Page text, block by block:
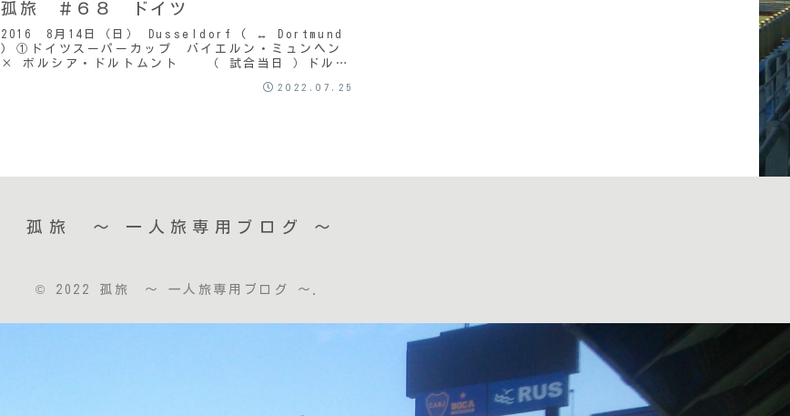
孤旅 ＃６８ ドイツ
2016 8月14日（日） Dusseldorf ( ↔ Dortmund
) ①ドイツスーパーカップ バイエルン・ミュンヘン
× ボルシア・ドルトムント （ 試合当日 ）ドルト
2022.07.25
孤旅 〜 一人旅専用ブログ ～
© 2022 孤旅 〜 一人旅専用ブログ ～.